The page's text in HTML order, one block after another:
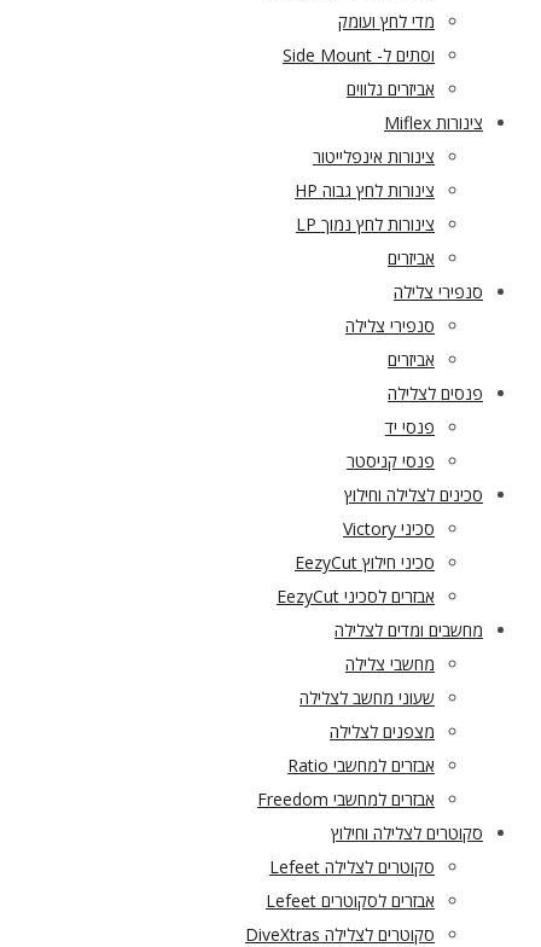
מדי לחץ ועומק
וסתים ל- Side Mount
אביזרים נלווים
צינורות Miflex
צינורות אינפלייטור
צינורות לחץ גבוה HP
צינורות לחץ נמוך LP
אביזרים
סנפירי צלילה
סנפירי צלילה
אביזרים
פנסים לצלילה
פנסי יד
פנסי קניסטר
סכינים לצלילה וחילוץ
סכיני Victory
סכיני חילוץ EezyCut
אבזרים לסכיני EezyCut
מחשבים ומדים לצלילה
מחשבי צלילה
שעוני מחשב לצלילה
מצפנים לצלילה
אבזרים למחשבי Ratio
אבזרים למחשבי Freedom
סקוטרים לצלילה וחילוץ
סקוטרים לצלילה Lefeet
אבזרים לסקוטרים Lefeet
סקוטרים לצלילה DiveXtras